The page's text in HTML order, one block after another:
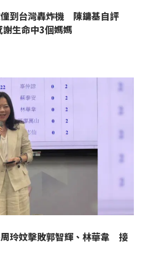
到台灣轟炸機 陳鏞基自評
謝生命中3個媽媽
玲妏擊敗郭智輝、林華韋 接